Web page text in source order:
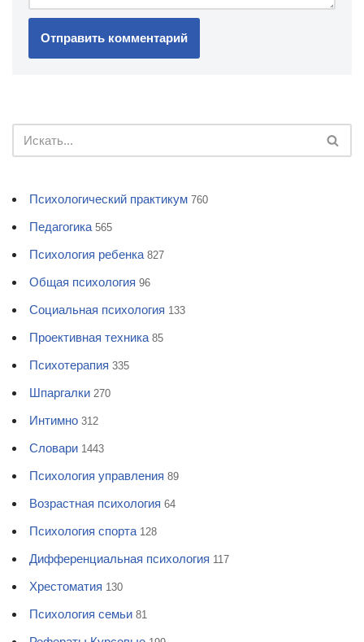
Психологический практикум 760
Педагогика 565
Психология ребенка 827
Общая психология 96
Социальная психология 133
Проективная техника 85
Психотерапия 335
Шпаргалки 270
Интимно 312
Словари 1443
Психология управления 89
Возрастная психология 64
Психология спорта 128
Дифференциальная психология 117
Хрестоматия 130
Психология семьи 81